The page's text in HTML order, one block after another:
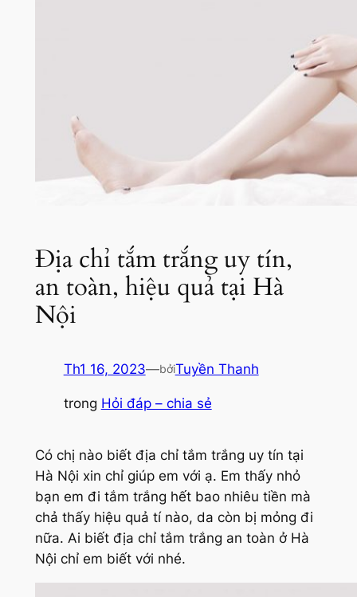
Địa chỉ tắm trắng uy tín,
an toàn, hiệu quả tại Hà
Nội
Th1 16, 2023—bởiTuyền Thanh
trong Hỏi đáp – chia sẻ
Có chị nào biết địa chỉ tắm trắng uy tín tại
Hà Nội xin chỉ giúp em với ạ. Em thấy nhỏ
bạn em đi tắm trắng hết bao nhiêu tiền mà
chả thấy hiệu quả tí nào, da còn bị mỏng đi
nữa. Ai biết địa chỉ tắm trắng an toàn ở Hà
Nội chỉ em biết với nhé.